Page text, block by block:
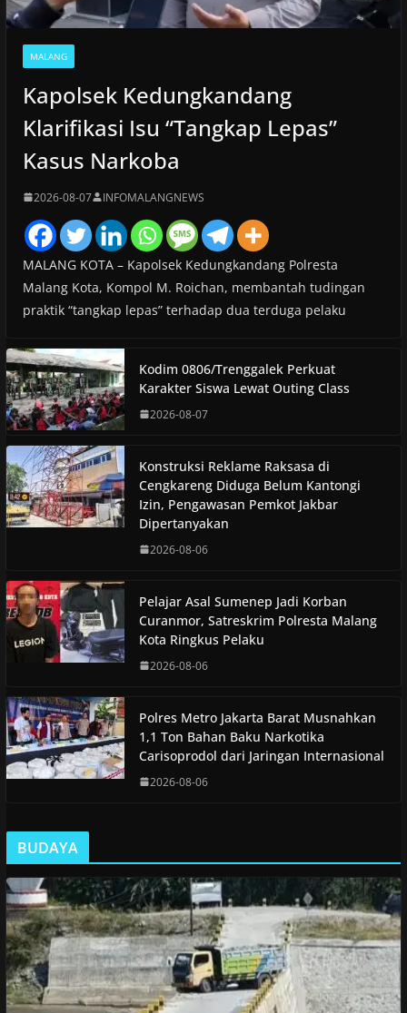
MALANG
Kapolsek Kedungkandang
Klarifikasi Isu “Tangkap Lepas”
Kasus Narkoba
2026-08-07 INFOMALANGNEWS
MALANG KOTA – Kapolsek Kedungkandang Polresta
Malang Kota, Kompol M. Roichan, membantah tudingan
praktik “tangkap lepas” terhadap dua terduga pelaku
Kodim 0806/Trenggalek Perkuat
Karakter Siswa Lewat Outing Class
2026-08-07
Konstruksi Reklame Raksasa di
Cengkareng Diduga Belum Kantongi
Izin, Pengawasan Pemkot Jakbar
Dipertanyakan
2026-08-06
Pelajar Asal Sumenep Jadi Korban
Curanmor, Satreskrim Polresta Malang
Kota Ringkus Pelaku
2026-08-06
Polres Metro Jakarta Barat Musnahkan
1,1 Ton Bahan Baku Narkotika
Carisoprodol dari Jaringan Internasional
2026-08-06
BUDAYA